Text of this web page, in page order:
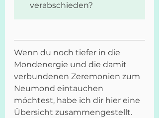
verabschieden?
Wenn du noch tiefer in die
Mondenergie und die damit
verbundenen Zeremonien zum
Neumond eintauchen
möchtest, habe ich dir hier eine
Übersicht zusammengestellt.